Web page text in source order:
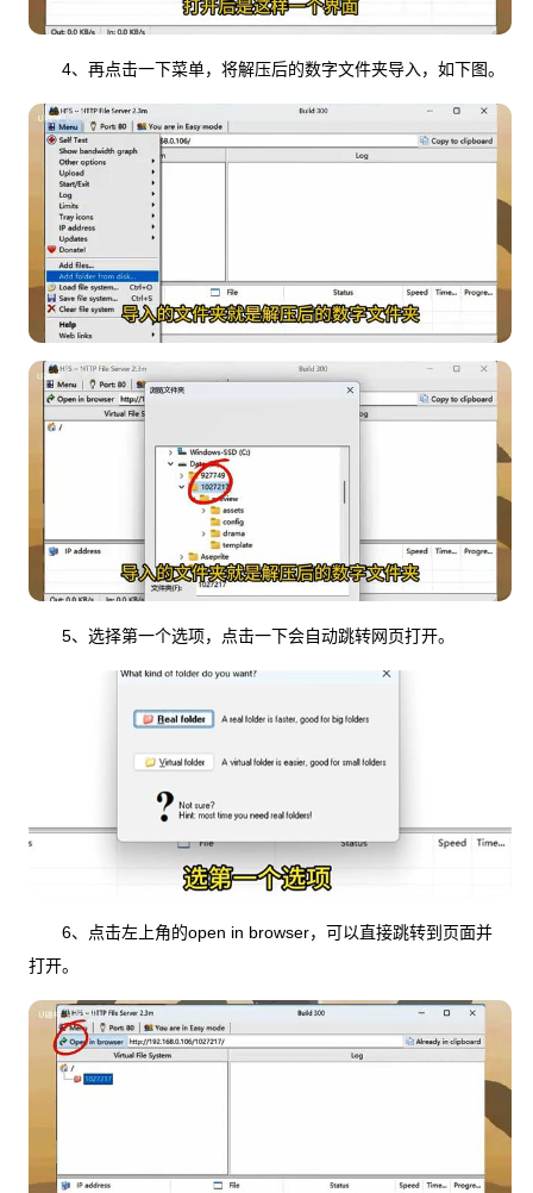
4、再点击一下菜单，将解压后的数字文件夹导入，如下图。
5、选择第一个选项，点击一下会自动跳转网页打开。
6、点击左上角的open in browser，可以直接跳转到页面并
打开。